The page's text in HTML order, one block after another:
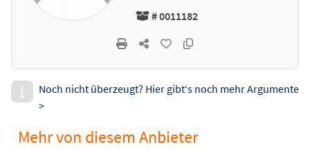
# 0011182
Noch nicht überzeugt? Hier gibt‘s noch mehr Argumente
>
Mehr von diesem Anbieter